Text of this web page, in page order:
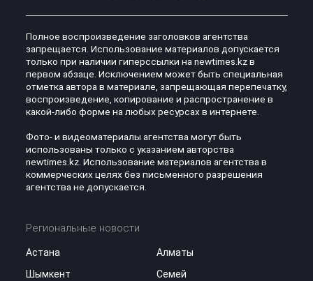
Полное воспроизведение заголовков агентства
запрещается. Использование материалов допускается
только при наличии гиперссылки на newtimes.kz в
первом абзаце. Исключением может быть специальная
отметка автора в материале, запрещающая перепечатку,
воспроизведение, копирование и распространение в
какой-либо форме на любых ресурсах в интернете.
Фото- и видеоматериалы агентства могут быть
использованы только с указанием авторства
newtimes.kz. Использование материалов агентства в
коммерческих целях без письменного разрешения
агентства не допускается.
Региональные новости
Астана
Алматы
Шымкент
Семей